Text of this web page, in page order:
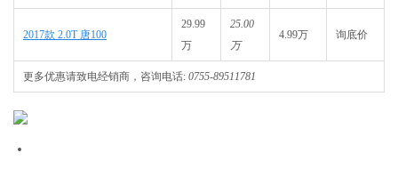
2017款 2.0T 唐100
29.99
万
25.00
万
4.99万 询底价
更多优惠请致电经销商，咨询电话: 0755-89511781